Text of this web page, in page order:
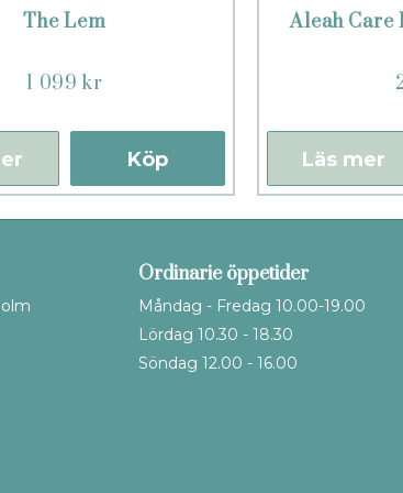
The Lem
1 099 kr
Köp
Aleah Care
Läs mer
Ordinarie öppetider
Måndag - Fredag 10.00-19.00
Lördag 10.30 - 18.30
Söndag 12.00 - 16.00